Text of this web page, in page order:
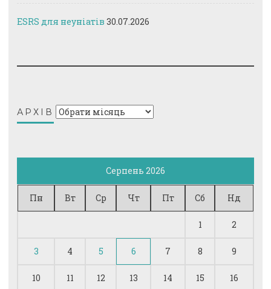
ESRS для неуніатів 30.07.2026
АРХІВ Архів
Серпень 2026
Пн Вт Ср Чт Пт Сб Нд
1 2
3 4 5 6 7 8 9
10 11 12 13 14 15 16